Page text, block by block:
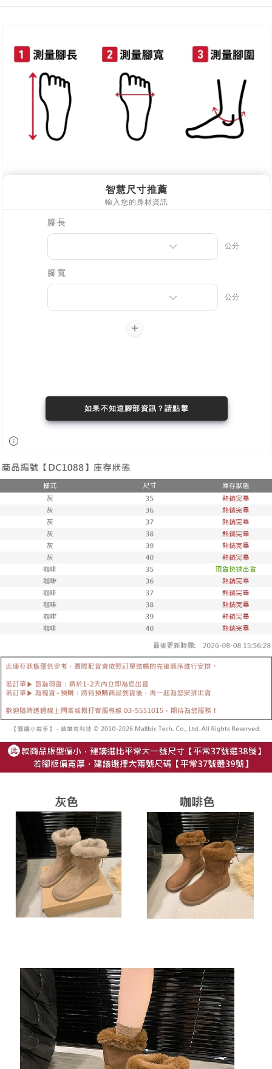
離島郵局配送
每筆NT$90，滿NT$999(含以上)免運費
【宇迅國際】限一般住址，不支援智能櫃 查看運費